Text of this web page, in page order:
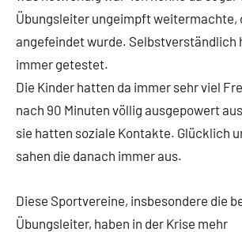
Übungsleiter ungeimpft weitermachte,
angefeindet wurde. Selbstverständlich
immer getestet.
Die Kinder hatten da immer sehr viel
nach 90 Minuten völlig ausgepowert
sie hatten soziale Kontakte. Glücklich
sahen die danach immer aus.
Diese Sportvereine, insbesondere die
Übungsleiter, haben in der Krise mehr